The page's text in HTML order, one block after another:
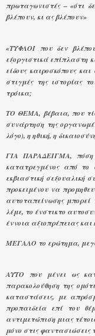
πρωταγωνιστές – «ότι
βλέπουν, κι ας βλέπουν»
«ΤΥΦΛΟΙ που δεν
εξοργιστικά επίπλαστη
είδους καιροσκόπους
στιγμές της ιστορίας
τρόικα;
ΤΟ ΘΕΜΑ, βέβαια, που
συνάρτηση της
λόγο), η ηθική, η
ΓΙΑ ΠΑΡΑΔΕΙΓΜΑ, πόση
κατατρεγμένος από το
εκβιαστική σεξουαλική
προκειμένου να
αυτοταπείνωσης
λέμε, το ένστικτο
έννοια αξιοπρέπειας και
ΜΕΓΑΛΟ το ερώτημα,
ΑΥΤΟ που μένει ως
παρακολούθηση της
καταστάσεις, με
προπαιδεία επί του
αντιμετώπιση μιας
μόνο στις